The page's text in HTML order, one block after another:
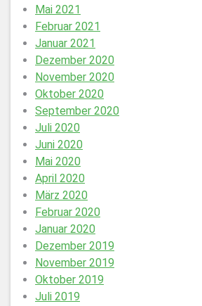
Mai 2021
Februar 2021
Januar 2021
Dezember 2020
November 2020
Oktober 2020
September 2020
Juli 2020
Juni 2020
Mai 2020
April 2020
März 2020
Februar 2020
Januar 2020
Dezember 2019
November 2019
Oktober 2019
Juli 2019